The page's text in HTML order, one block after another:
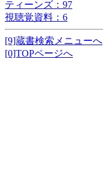
ティーンズ：97
視聴覚資料：6
[9]蔵書検索メニューへ
[0]TOPページへ